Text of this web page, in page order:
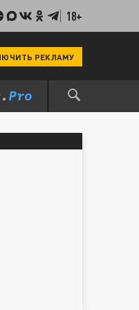
18+
РЕКЛАМУ